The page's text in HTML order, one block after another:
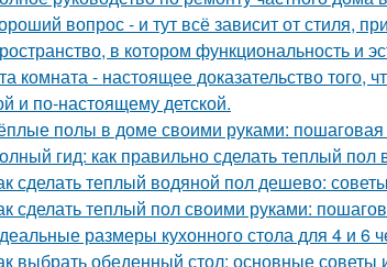
вопрос - и тут всё зависит от стиля,
в котором функциональность и
комната - настоящее доказательство того,
и по-настоящему детской.
полы в доме своими руками: пошаговая
гид: как правильно сделать теплый пол
сделать теплый водяной пол дешево:
сделать теплый пол своими руками:
размеры кухонного стола для 4 и 6
выбрать обеденный стол: основные советы